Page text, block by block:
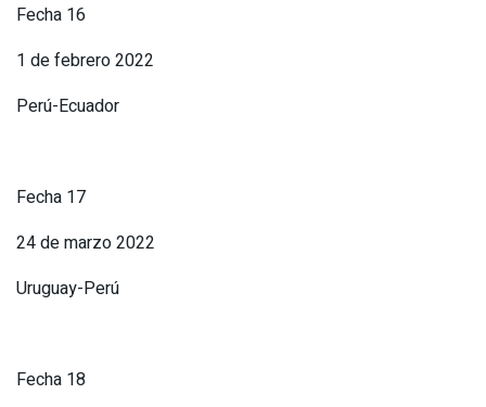
Fecha 16
1 de febrero 2022
Perú-Ecuador
Fecha 17
24 de marzo 2022
Uruguay-Perú
Fecha 18